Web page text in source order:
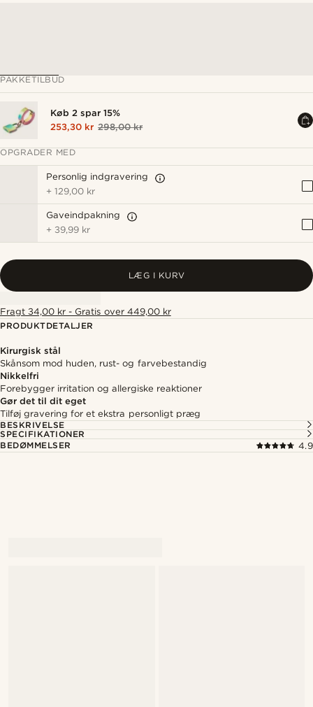
PAKKETILBUD
Køb 2 spar 15%
253,30 kr 298,00 kr
OPGRADER MED
Personlig indgravering
+129,00 kr
Gaveindpakning
+ 39,99 kr
LÆG I KURV
Fragt 34,00 kr - Gratis over 449,00 kr
PRODUKTDETALJER
Kirurgisk stål
Skånsom mod huden, rust- og farvebestandig
Nikkelfri
Forebygger irritation og allergiske reaktioner
Gør det til dit eget
Tilføj gravering for et ekstra personligt præg
BESKRIVELSE
SPECIFIKATIONER
BEDØMMELSER
4.9